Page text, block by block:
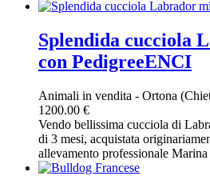
Splendida cucciola
con PedigreeENCI
Animali in vendita - Ortona
1200.00 €
Vendo bellissima cucciola di
di 3 mesi, acquistata
allevamento professionale Marina